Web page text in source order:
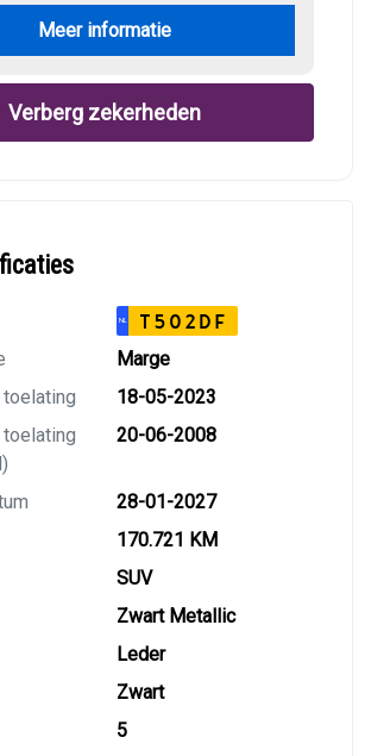
Meer informatie
Verberg zekerheden
NL T502DF
Marge
18-05-2023
20-06-2008
28-01-2027
170.721 KM
SUV
Zwart Metallic
Leder
Zwart
5